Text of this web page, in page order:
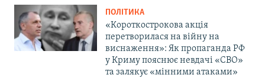
ПОЛІТИКА
«Короткострокова акція
перетворилася на війну на
виснаження»: Як пропаганда РФ
у Криму пояснює невдачі «СВО»
та залякує «мінними атаками»